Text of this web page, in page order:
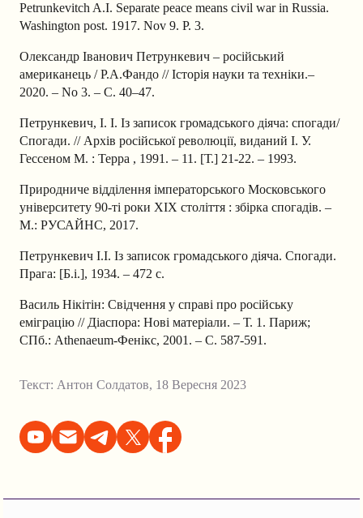
Petrunkevitch A.I. Separate peace means civil war in Russia.
Washington post. 1917. Nov 9. P. 3.
Олександр Іванович Петрункевич – російський
американець / Р.А.Фандо // Історія науки та техніки.‒
2020. ‒ No 3. ‒ С. 40–47.
Петрункевич, І. І. Із записок громадського діяча: спогади/
Спогади. // Архів російської революції, виданий І. У.
Гессеном М. : Терра , 1991. – 11. [Т.] 21-22. – 1993.
Природниче відділення імператорського Московського
університету 90-ті роки ХІХ століття : збірка спогадів. –
М.: РУСАЙНС, 2017.
Петрункевич І.І. Із записок громадського діяча. Спогади.
Прага: [Б.і.], 1934. – 472 c.
Василь Нікітін: Свідчення у справі про російську
еміграцію // Діаспора: Нові матеріали. – Т. 1. Париж;
СПб.: Athenaeum-Фенікс, 2001. – С. 587-591.
Текст: Антон Солдатов, 18 Вересня 2023